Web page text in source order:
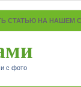
СТАТЬЮ НА НАШЕМ
с фото